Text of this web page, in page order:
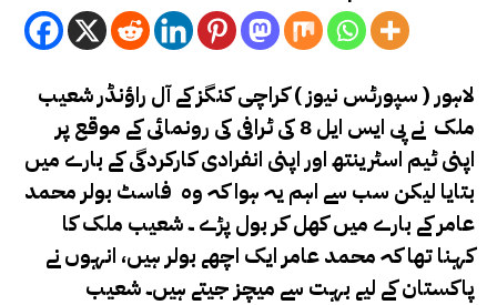
ملک نے پی ایس ایل 8 کی ٹرافی کی رونمائی کے موقع پر
اپنی ٹیم اسٹرینتھ اور اپنی انفرادی کارکردگی کے بارے میں
بتایا لیکن سب سے اہم یہ ہوا کہ وہ فاسٹ بولر محمد
عامر کے بارے میں کھل کر بول پڑے ۔ شعیب ملک کا
کہنا تھا کہ محمد عامر ایک اچھے بولر ہیں، انہوں نے
پاکستان کے لیے بہت سے میچز جیتے ہیں۔ شعیب